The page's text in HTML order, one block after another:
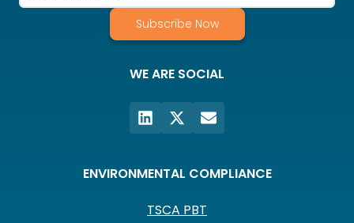
Subscribe Now
WE ARE SOCIAL
ENVIRONMENTAL COMPLIANCE
TSCA PBT